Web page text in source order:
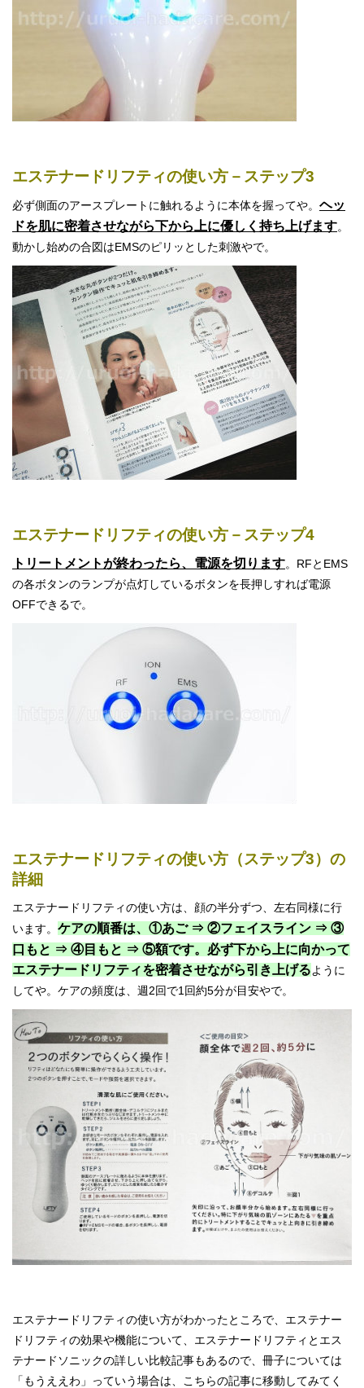
エステナードリフティの使い方－ステップ3
必ず側面のアースプレートに触れるように本体を握ってや。 ヘッ
ドを肌に密着させながら下から上に優しく持ち上げます。
動かし始めの合図はEMSのピリッとした刺激やで。
エステナードリフティの使い方－ステップ4
トリートメントが終わったら、電源を切ります。RFとEMS
の各ボタンのランプが点灯しているボタンを長押しすれば電源
OFFできるで。
エステナードリフティの使い方（ステップ3）の
詳細
エステナードリフティの使い方は、顔の半分ずつ、左右同様に行
います。 ケアの順番は、①あご ⇒ ②フェイスライン ⇒ ③
口もと ⇒ ④目もと ⇒ ⑤額です。必ず下から上に向かって
エステナードリフティを密着させながら引き上げるように
してや。ケアの頻度は、週2回で1回約5分が目安やで。
エステナードリフティの使い方がわかったところで、エステナー
ドリフティの効果や機能について、エステナードリフティとエス
テナードソニックの詳しい比較記事もあるので、冊子については
「もうええわ」っていう場合は、こちらの記事に移動してみてく